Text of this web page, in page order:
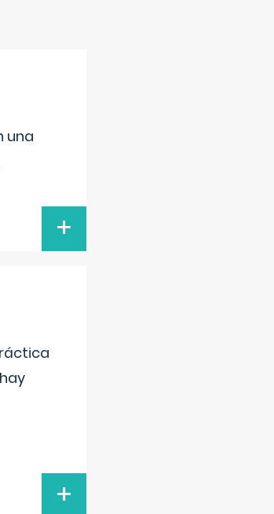
una
+
+